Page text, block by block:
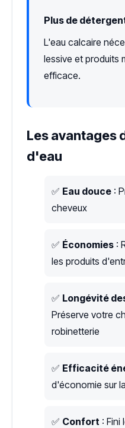
Plus de
L'eau calcaire
lessive et produits
efficace.
Les avantages
d'eau
✅ Eau douce :
cheveux
✅ Économies :
les produits
✅ Longévité
Préserve votre
robinetterie
✅ Efficacité
d'économie sur
✅ Confort : Fini